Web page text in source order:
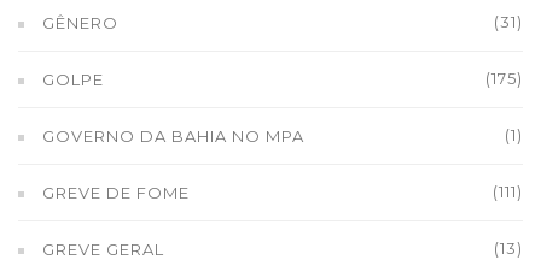
GÊNERO (31)
GOLPE (175)
GOVERNO DA BAHIA NO MPA (1)
GREVE DE FOME (111)
GREVE GERAL (13)